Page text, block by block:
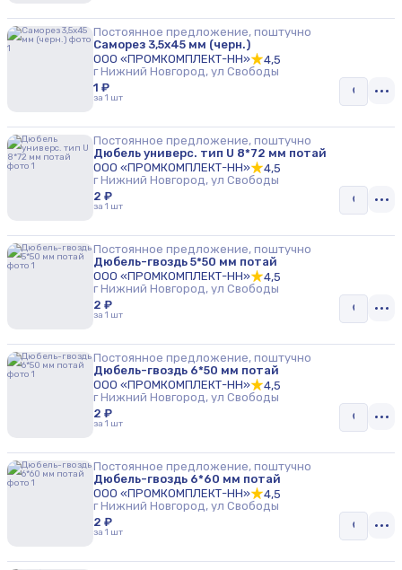
Постоянное предложение, поштучно
Саморез 3,5х45 мм (черн.)
ООО «ПРОМКОМПЛЕКТ-НН»
4,5
г Нижний Новгород, ул Свободы
1 ₽
за 1 шт
Постоянное предложение, поштучно
Дюбель универс. тип U 8*72 мм потай
ООО «ПРОМКОМПЛЕКТ-НН»
4,5
г Нижний Новгород, ул Свободы
2 ₽
за 1 шт
Постоянное предложение, поштучно
Дюбель-гвоздь 5*50 мм потай
ООО «ПРОМКОМПЛЕКТ-НН»
4,5
г Нижний Новгород, ул Свободы
2 ₽
за 1 шт
Постоянное предложение, поштучно
Дюбель-гвоздь 6*50 мм потай
ООО «ПРОМКОМПЛЕКТ-НН»
4,5
г Нижний Новгород, ул Свободы
2 ₽
за 1 шт
Постоянное предложение, поштучно
Дюбель-гвоздь 6*60 мм потай
ООО «ПРОМКОМПЛЕКТ-НН»
4,5
г Нижний Новгород, ул Свободы
2 ₽
за 1 шт